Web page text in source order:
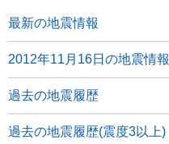
最新の地震情報
2012年11月16日の地震情報
過去の地震履歴
過去の地震履歴(震度3以上)